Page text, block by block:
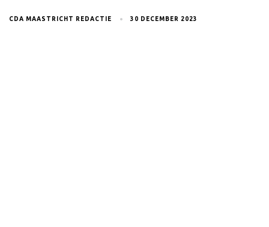
CDA MAASTRICHT REDACTIE 30 DECEMBER 2023